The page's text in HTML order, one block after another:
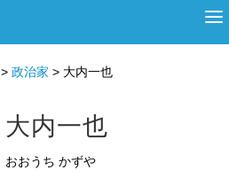
> 政治家 > 大内一也
大内一也
おおうち かずや